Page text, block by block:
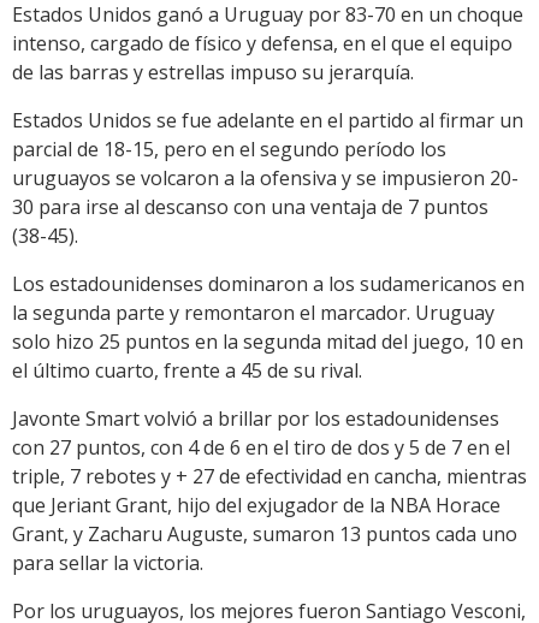
Estados Unidos ganó a Uruguay por 83-70 en un choque
intenso, cargado de físico y defensa, en el que el equipo
de las barras y estrellas impuso su jerarquía.
Estados Unidos se fue adelante en el partido al firmar un
parcial de 18-15, pero en el segundo período los
uruguayos se volcaron a la ofensiva y se impusieron 20-
30 para irse al descanso con una ventaja de 7 puntos
(38-45).
Los estadounidenses dominaron a los sudamericanos en
la segunda parte y remontaron el marcador. Uruguay
solo hizo 25 puntos en la segunda mitad del juego, 10 en
el último cuarto, frente a 45 de su rival.
Javonte Smart volvió a brillar por los estadounidenses
con 27 puntos, con 4 de 6 en el tiro de dos y 5 de 7 en el
triple, 7 rebotes y + 27 de efectividad en cancha, mientras
que Jeriant Grant, hijo del exjugador de la NBA Horace
Grant, y Zacharu Auguste, sumaron 13 puntos cada uno
para sellar la victoria.
Por los uruguayos, los mejores fueron Santiago Vesconi,